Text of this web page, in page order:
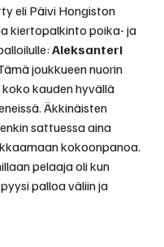
eli Päivi Hongiston
kiertopalkinto poika- ja
Aleksanteri
joukkueen nuorin
kauden hyvällä
Äkkinäisten
sattuessa aina
kokoonpanoa.
pelaaja oli kun
palloa väliin ja